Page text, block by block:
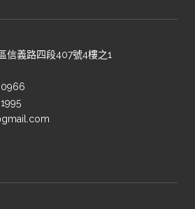
信義路四段407號4樓之1
0966